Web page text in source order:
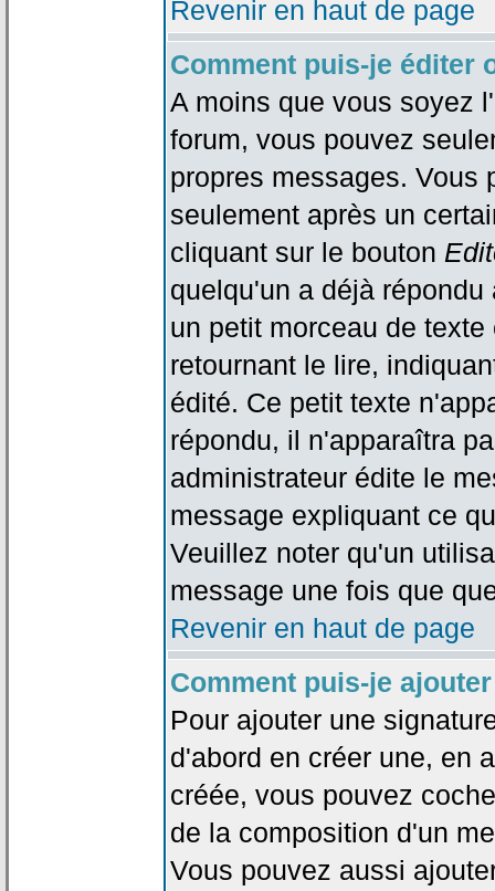
Revenir en haut de page
Comment puis-je éditer
A moins que vous soyez
forum, vous pouvez
propres messages. Vous
seulement après un
cliquant sur le bouton
quelqu'un a déjà
un petit morceau de
retournant le lire,
édité. Ce petit texte
répondu, il n'apparaîtra
administrateur édite le
message expliquant ce
Veuillez noter qu'un
message une fois que
Revenir en haut de page
Comment puis-je
Pour ajouter une
d'abord en créer une, en
créée, vous pouvez
de la composition d'un
Vous pouvez aussi